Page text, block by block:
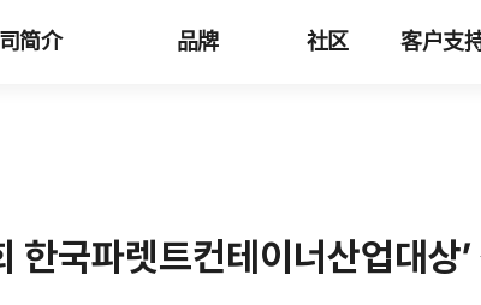
简介 品牌 社区 客户支
한국파렛트컨테이너산업대상